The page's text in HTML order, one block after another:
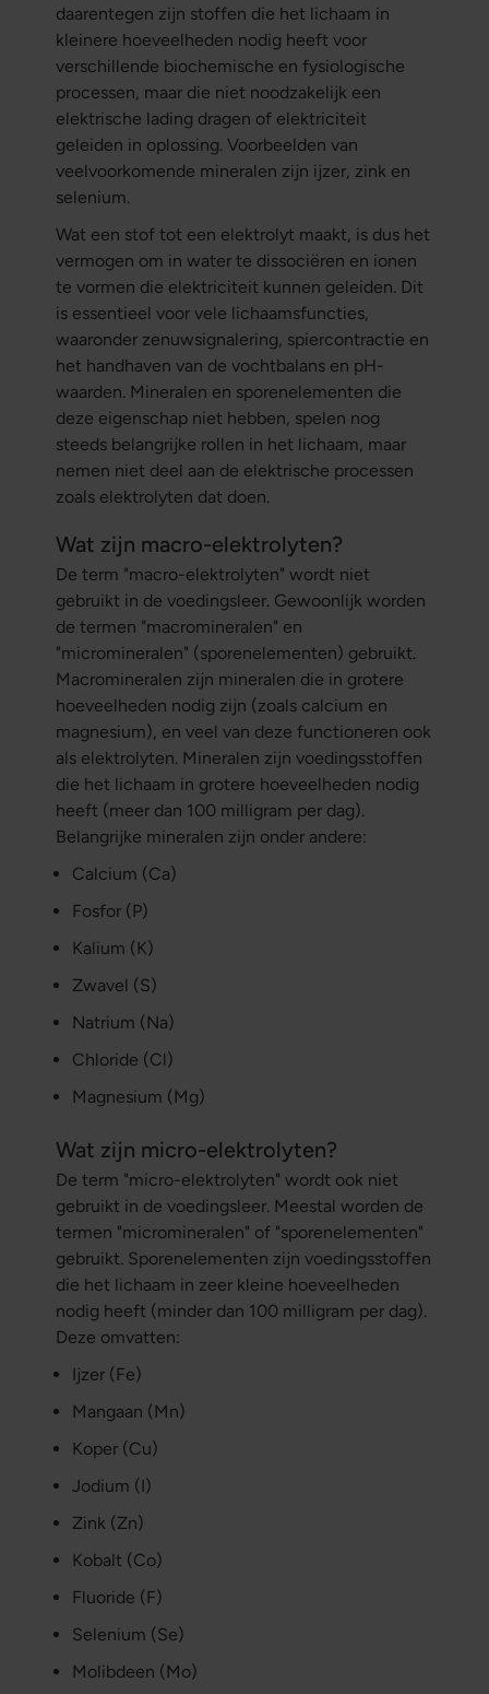
daarentegen zijn stoffen die het lichaam in
kleinere hoeveelheden nodig heeft voor
verschillende biochemische en fysiologische
processen, maar die niet noodzakelijk een
elektrische lading dragen of elektriciteit
geleiden in oplossing. Voorbeelden van
veelvoorkomende mineralen zijn ijzer, zink en
selenium.
Wat een stof tot een elektrolyt maakt, is dus het
vermogen om in water te dissociëren en ionen
te vormen die elektriciteit kunnen geleiden. Dit
is essentieel voor vele lichaamsfuncties,
waaronder zenuwsignalering, spiercontractie en
het handhaven van de vochtbalans en pH-
waarden. Mineralen en sporenelementen die
deze eigenschap niet hebben, spelen nog
steeds belangrijke rollen in het lichaam, maar
nemen niet deel aan de elektrische processen
zoals elektrolyten dat doen.
Wat zijn macro-elektrolyten?
De term "macro-elektrolyten" wordt niet
gebruikt in de voedingsleer. Gewoonlijk worden
de termen "macromineralen" en
"micromineralen" (sporenelementen) gebruikt.
Macromineralen zijn mineralen die in grotere
hoeveelheden nodig zijn (zoals calcium en
magnesium), en veel van deze functioneren ook
als elektrolyten. Mineralen zijn voedingsstoffen
die het lichaam in grotere hoeveelheden nodig
heeft (meer dan 100 milligram per dag).
Belangrijke mineralen zijn onder andere:
Calcium (Ca)
Fosfor (P)
Kalium (K)
Zwavel (S)
Natrium (Na)
Chloride (Cl)
Magnesium (Mg)
Wat zijn micro-elektrolyten?
De term "micro-elektrolyten" wordt ook niet
gebruikt in de voedingsleer. Meestal worden de
termen "micromineralen" of "sporenelementen"
gebruikt. Sporenelementen zijn voedingsstoffen
die het lichaam in zeer kleine hoeveelheden
nodig heeft (minder dan 100 milligram per dag).
Deze omvatten:
Ijzer (Fe)
Mangaan (Mn)
Koper (Cu)
Jodium (I)
Zink (Zn)
Kobalt (Co)
Fluoride (F)
Selenium (Se)
Molibdeen (Mo)